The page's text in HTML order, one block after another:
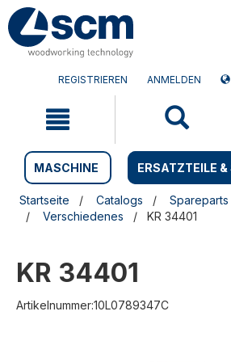
Zum
Inhalt
springen
Zum
Navigationsmen�
springen
REGISTRIEREN ANMELDEN
MASCHINE ERSATZTEILE &
Startseite Catalogs
Verschiedenes
KR 34401
KR 34401
Artikelnummer:10L0789347C